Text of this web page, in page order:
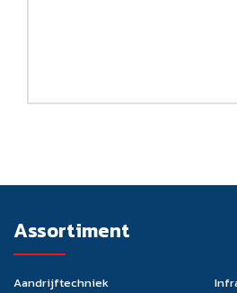
Assortiment
Aandrijftechniek